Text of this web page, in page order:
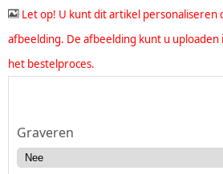
Let op! U kunt dit artikel personaliseren
afbeelding. De afbeelding kunt u
het bestelproces.
Graveren